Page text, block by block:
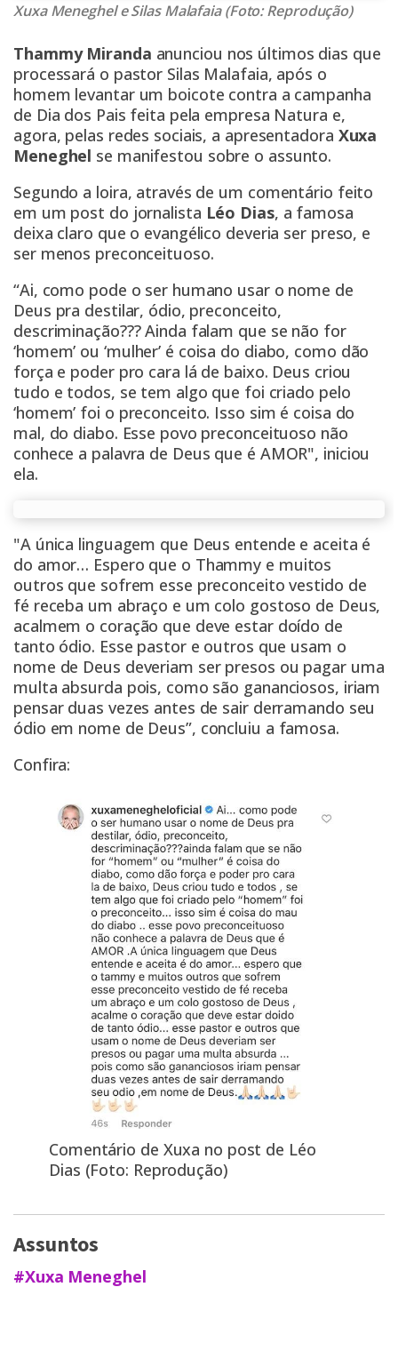
Xuxa Meneghel e Silas Malafaia (Foto: Reprodução)
Thammy Miranda anunciou nos últimos dias que
processará o pastor Silas Malafaia, após o
homem levantar um boicote contra a campanha
de Dia dos Pais feita pela empresa Natura e,
agora, pelas redes sociais, a apresentadora Xuxa
Meneghel se manifestou sobre o assunto.
Segundo a loira, através de um comentário feito
em um post do jornalista Léo Dias, a famosa
deixa claro que o evangélico deveria ser preso, e
ser menos preconceituoso.
“Ai, como pode o ser humano usar o nome de
Deus pra destilar, ódio, preconceito,
descriminação??? Ainda falam que se não for
‘homem’ ou ‘mulher’ é coisa do diabo, como dão
força e poder pro cara lá de baixo. Deus criou
tudo e todos, se tem algo que foi criado pelo
‘homem’ foi o preconceito. Isso sim é coisa do
mal, do diabo. Esse povo preconceituoso não
conhece a palavra de Deus que é AMOR", iniciou
ela.
"A única linguagem que Deus entende e aceita é
do amor… Espero que o Thammy e muitos
outros que sofrem esse preconceito vestido de
fé receba um abraço e um colo gostoso de Deus,
acalmem o coração que deve estar doído de
tanto ódio. Esse pastor e outros que usam o
nome de Deus deveriam ser presos ou pagar uma
multa absurda pois, como são gananciosos, iriam
pensar duas vezes antes de sair derramando seu
ódio em nome de Deus”, concluiu a famosa.
Confira:
Comentário de Xuxa no post de Léo
Dias (Foto: Reprodução)
Assuntos
#Xuxa Meneghel